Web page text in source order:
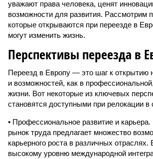
уважают права человека, ценят
возможности для развития. Рассмотрим
которые открываются при переезде в
могут изменить жизнь.
Перспективы переезда в
Переезд в Европу — это шаг к открытию
и возможностей, как в
жизни. Вот некоторые из ключевых
становятся доступными при релокации
• Профессиональное развитие и карьера.
рынок труда предлагает множество
карьерного роста в различных отраслях.
высокому уровню международной